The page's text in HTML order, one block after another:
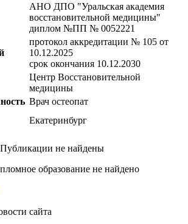
АНО ДПО "Уральская академия
восстановительной медицины"
диплом №ПП № 0052221
протокол аккредитации № 105 от
10.12.2025
срок окончания 10.12.2030
Центр Восстановительной
медицины
Врач остеопат
Екатеринбург
Публикации не найдены
образование не найдено
сайта